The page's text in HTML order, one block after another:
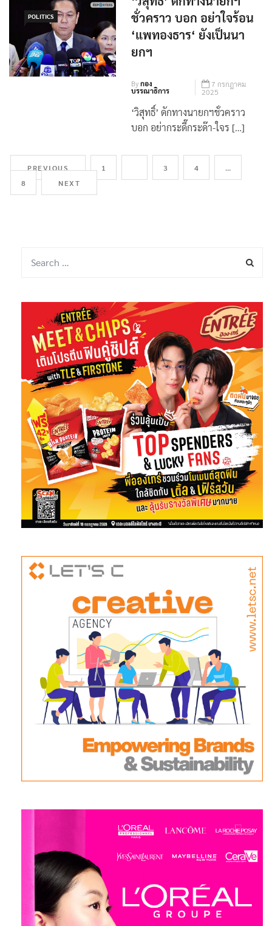
POLITICS
ชั่วคราว บอก อย่าใจร้อน
‘แพทองธาร‘ ยังเป็นนา
ยกฯ
Byกอง
บรรณาธิการ
7 กรกฎาคม
2025
‘วิสุทธิ์’ ดักทางนายกฯชั่วคราว
บอก อย่ากระดี๊กระด๊า-ใจร […]
PREVIOUS 1 3 4
…
8
NEXT